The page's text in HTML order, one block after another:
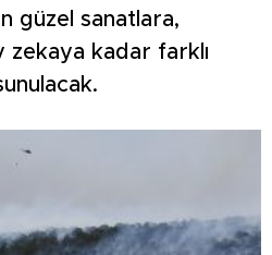
güzel sanatlara,
zekaya kadar farklı